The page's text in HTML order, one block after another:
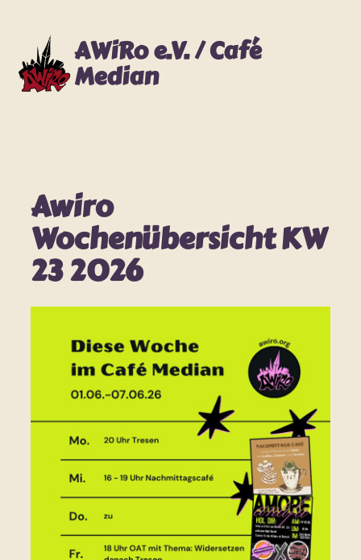
springen
AWiRo e.V. / Café
Median
Awiro
Wochenübersicht KW
23 2026